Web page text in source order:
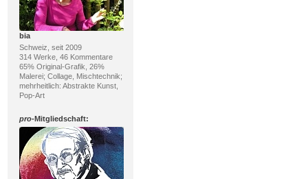
bia
Schweiz, seit 2009
314 Werke, 46 Kommentare
65% Original-Grafik, 26%
Malerei; Collage, Mischtechnik;
mehrheitlich: Abstrakte Kunst,
Pop-Art
pro-Mitgliedschaft: